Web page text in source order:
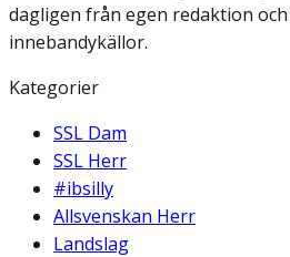
dagligen från egen redaktion
innebandykällor.
Kategorier
SSL Dam
SSL Herr
#ibsilly
Allsvenskan Herr
Landslag